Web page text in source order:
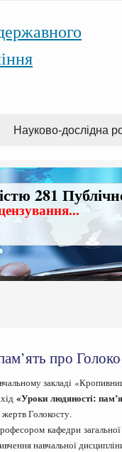
Науково-дослідна
281
про
закладі
«Уроки людяності:
Голокосту.
кафедри
навчальної